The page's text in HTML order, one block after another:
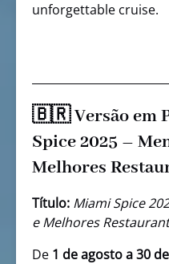
unforgettable cruise.
🇧🇷 Versão em
Spice 2025 –
Melhores
Título: Miami Spice
e Melhores
De 1 de agosto a 30